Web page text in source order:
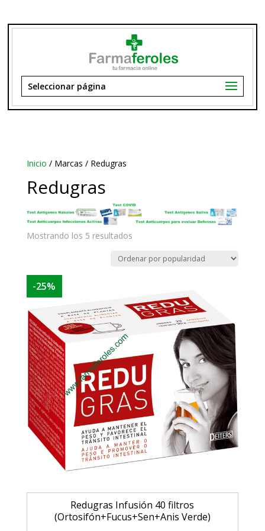
Seleccionar página
Inicio / Marcas / Redugras
Redugras
Mostrando los 5 resultadosOrdenado
popularidad
-25%
Redugras Infusión 40 filtros
(Ortosifón+Fucus+Sen+Anis Verde)